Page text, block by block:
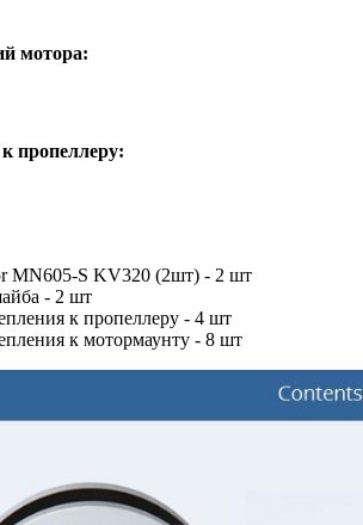
мотора:
пропеллеру:
MN605-S KV320 (2шт) - 2 шт
- 2 шт
к пропеллеру - 4 шт
к мотормаунту - 8 шт